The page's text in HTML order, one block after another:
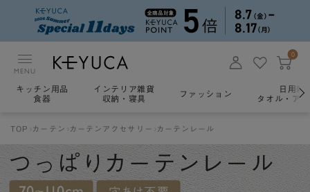
MENU
0
キッチン用品
食器
インテリア雑貨
収納・寝具
ファッション
日用雑
タオル・ア
TOP カーテン カーテンアクセサリー カーテンレール